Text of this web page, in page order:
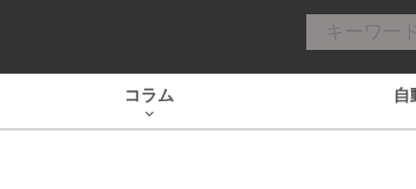
コラム 自